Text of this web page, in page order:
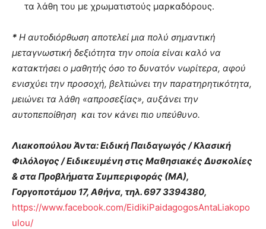
τα λάθη του με χρωματιστούς μαρκαδόρους.
* Η αυτοδιόρθωση αποτελεί μια πολύ σημαντική
μεταγνωστική δεξιότητα την οποία είναι καλό να
κατακτήσει ο μαθητής όσο το δυνατόν νωρίτερα, αφού
ενισχύει την προσοχή, βελτιώνει την παρατηρητικότητα,
μειώνει τα λάθη «απροσεξίας», αυξάνει την
αυτοπεποίθηση και τον κάνει πιο υπεύθυνο.
Λιακοπούλου Άντα: Ειδική Παιδαγωγός / Κλασική
Φιλόλογος / Ειδικευμένη στις Μαθησιακές Δυσκολίες
& στα Προβλήματα Συμπεριφοράς (ΜΑ),
Γοργοποτάμου 17, Αθήνα, τηλ. 697 3394380,
https://www.facebook.com/EidikiPaidagogosAntaLiakopo
ulou/